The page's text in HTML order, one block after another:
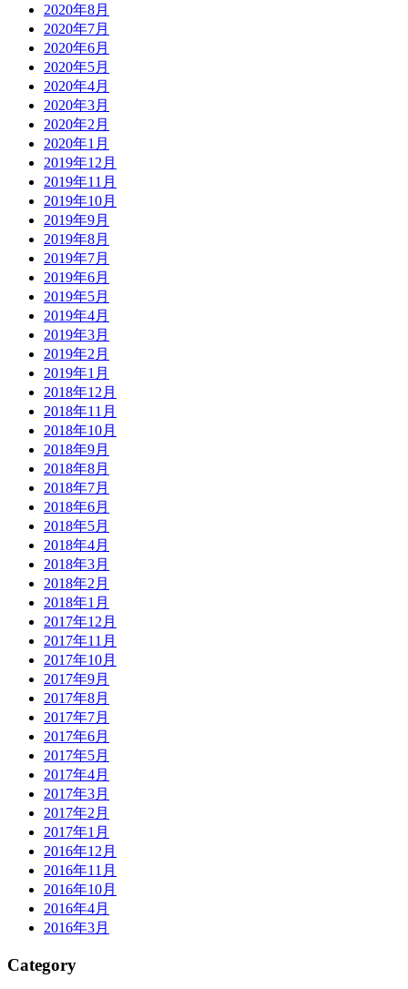
2020年8月
2020年7月
2020年6月
2020年5月
2020年4月
2020年3月
2020年2月
2020年1月
2019年12月
2019年11月
2019年10月
2019年9月
2019年8月
2019年7月
2019年6月
2019年5月
2019年4月
2019年3月
2019年2月
2019年1月
2018年12月
2018年11月
2018年10月
2018年9月
2018年8月
2018年7月
2018年6月
2018年5月
2018年4月
2018年3月
2018年2月
2018年1月
2017年12月
2017年11月
2017年10月
2017年9月
2017年8月
2017年7月
2017年6月
2017年5月
2017年4月
2017年3月
2017年2月
2017年1月
2016年12月
2016年11月
2016年10月
2016年4月
2016年3月
Category